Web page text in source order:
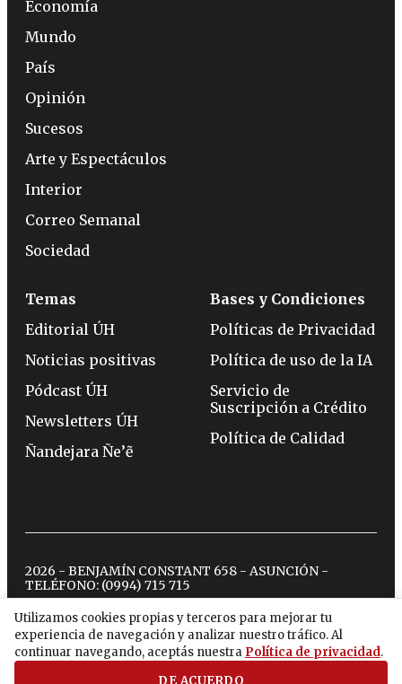
Utilizamos cookies propias y terceros para mejorar tu
experiencia de navegación y analizar nuestro tráfico. Al
continuar navegando, aceptás nuestra Política de privacidad.
DE ACUERDO
Economía
Mundo
País
Opinión
Sucesos
Arte y Espectáculos
Interior
Correo Semanal
Sociedad
Temas
Editorial ÚH
Noticias positivas
Pódcast ÚH
Newsletters ÚH
Ñandejara Ñe’ẽ
Bases y Condiciones
Políticas de Privacidad
Política de uso de la IA
Servicio de
Suscripción a Crédito
Política de Calidad
2026 - BENJAMÍN CONSTANT 658 - ASUNCIÓN -
TELÉFONO: (0994) 715 715
twitterinstagram
facebook
tiktokyoutubespotify